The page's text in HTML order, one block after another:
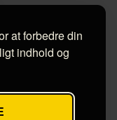
at forbedre din
indhold og